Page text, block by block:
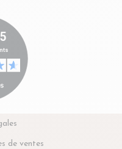
de ventes